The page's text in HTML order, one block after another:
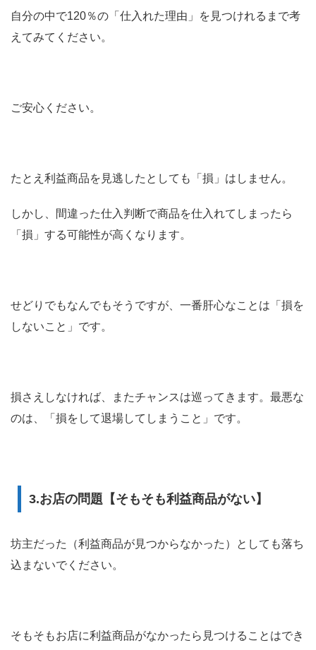
自分の中で120％の「仕入れた理由」を見つけれるまで考
えてみてください。
ご安心ください。
たとえ利益商品を見逃したとしても「損」はしません。
しかし、間違った仕入判断で商品を仕入れてしまったら
「損」する可能性が高くなります。
せどりでもなんでもそうですが、一番肝心なことは「損を
しないこと」です。
損さえしなければ、またチャンスは巡ってきます。最悪な
のは、「損をして退場してしまうこと」です。
3.お店の問題【そもそも利益商品がない】
坊主だった（利益商品が見つからなかった）としても落ち
込まないでください。
そもそもお店に利益商品がなかったら見つけることはでき